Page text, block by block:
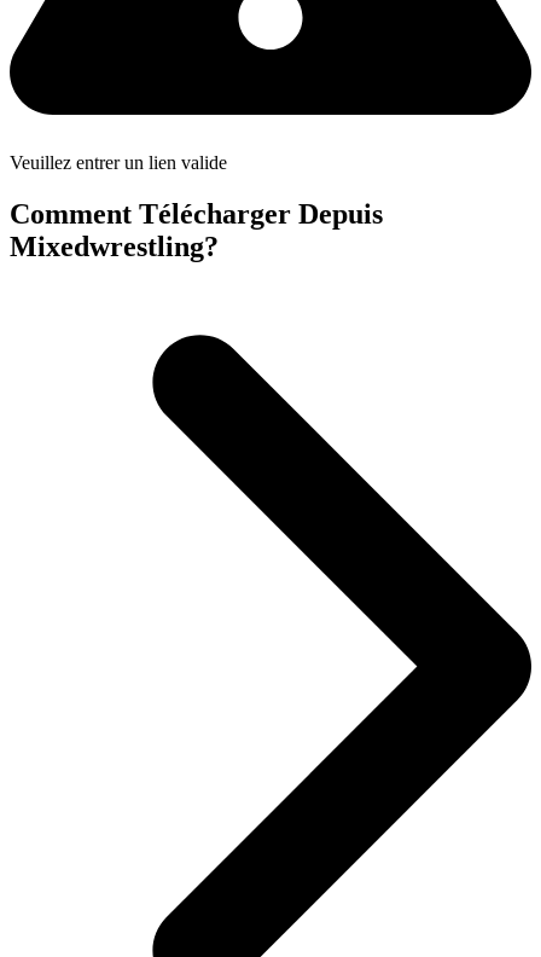
Veuillez entrer un lien valide
Comment Télécharger Depuis
Mixedwrestling?